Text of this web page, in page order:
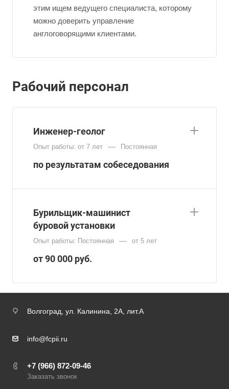
этим ищем ведущего специалиста, которому
можно доверить управление
англоговорящими клиентами.
Рабочий персонал
Инженер-геолог
Опыт работы: от 7 лет — Постоянная
по результатам собеседования
Бурильщик-машинист
буровой установки
Опыт работы: Постоянная — от 5 лет
от 90 000 руб.
Волгоград, ул. Калинина, 2А, лит.А
info@fcpii.ru
+7 (966) 872-09-46
Заказать звонок